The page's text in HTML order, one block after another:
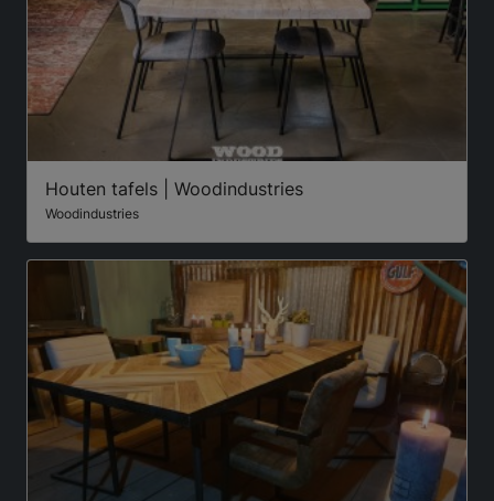
Houten tafels | Woodindustries
Woodindustries